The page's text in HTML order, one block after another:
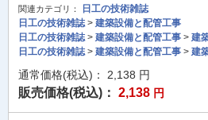
関連カテゴリ：
日工の技術雑誌
日工の技術雑誌> 建築設備と配管工事
日工の技術雑誌> 建築設備と配管工事 > 建
日工の技術雑誌> 建築設備と配管工事 > 建
通常価格(税込)： 2,138 円
販売価格(税込)： 2,138 円